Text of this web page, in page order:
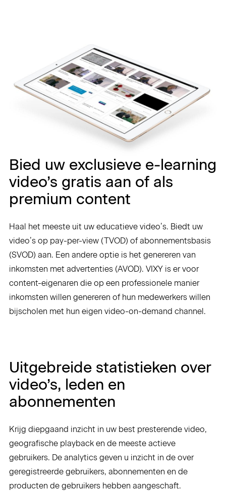
Bied uw exclusieve e-learning
video’s gratis aan of als
premium content
Haal het meeste uit uw educatieve video’s. Biedt uw
video’s op pay-per-view (TVOD) of abonnementsbasis
(SVOD) aan. Een andere optie is het genereren van
inkomsten met advertenties (AVOD). VIXY is er voor
content-eigenaren die op een professionele manier
inkomsten willen genereren of hun medewerkers willen
bijscholen met hun eigen video-on-demand channel.
Uitgebreide statistieken over
video’s, leden en
abonnementen
Krijg diepgaand inzicht in uw best presterende video,
geografische playback en de meeste actieve
gebruikers. De analytics geven u inzicht in de over
geregistreerde gebruikers, abonnementen en de
producten de gebruikers hebben aangeschaft.